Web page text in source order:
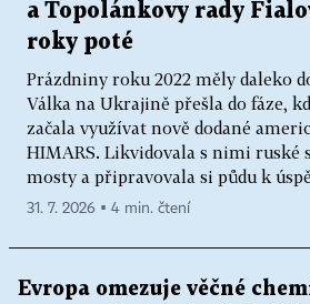
a Topolánkovy rady
roky poté
Prázdniny roku 2022 měly daleko
Válka na Ukrajině přešla do fáze,
začala využívat nově dodané
HIMARS. Likvidovala s nimi ruské
mosty a připravovala si půdu k
31. 7. 2026 ▪ 4 min. čtení
Evropa omezuje věčné